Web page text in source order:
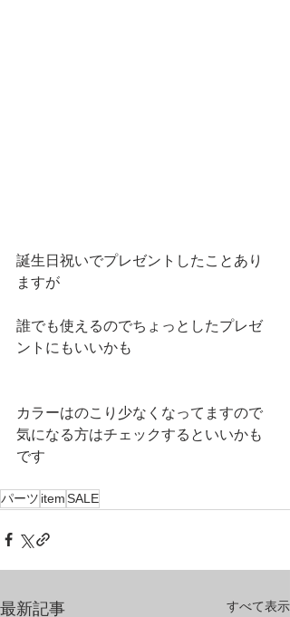
誕生日祝いでプレゼントしたことあり
ますが
誰でも使えるのでちょっとしたプレゼ
ントにもいいかも
カラーはのこり少なくなってますので
気になる方はチェックするといいかも
です
パーツ itemSALE
最新記事 すべて表示